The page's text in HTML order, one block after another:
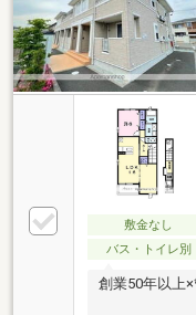
敷金なし
バス・トイレ別
創業50年以上